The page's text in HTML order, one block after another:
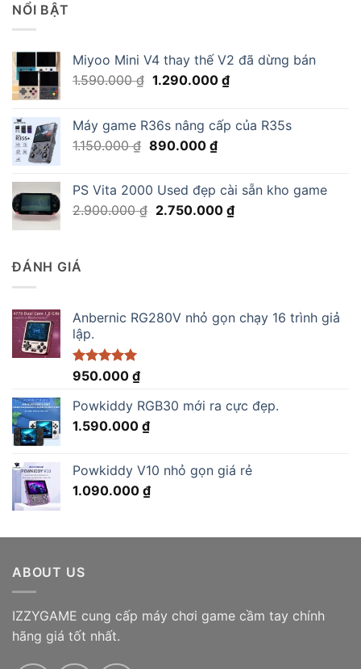
NỔI BẬT
Miyoo Mini V4 thay thế V2 đã dừng bán
1.590.000₫ Giá
1.590.000 ₫.
1.290.000 ₫Giá
là:
Máy game R36s nâng cấp của R35s
1.150.000₫ Giá
1.150.000 ₫.
890.000 ₫Giá
là:
890.000 ₫.
PS Vita 2000 Used đẹp cài sẵn kho game
2.900.000₫ Giá
2.750.000 ₫Giá
ĐÁNH GIÁ
Anbernic RG280V nhỏ gọn chạy 16 trình giả
lập.
Được xếp
5 sao
950.000 ₫
Powkiddy RGB30 mới ra cực đẹp.
1.590.000 ₫
Powkiddy V10 nhỏ gọn giá rẻ
1.090.000 ₫
ABOUT US
IZZYGAME cung cấp máy chơi game cầm tay chính
hãng giá tốt nhất.